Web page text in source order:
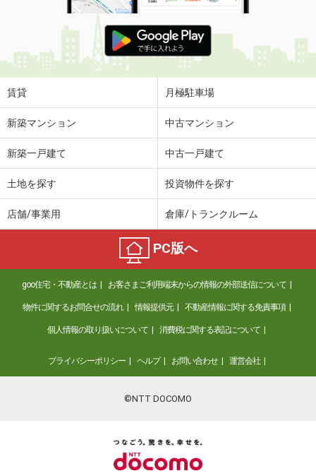
賃貸 月極駐車場
新築マンション 中古マンション
新築一戸建て 中古一戸建て
土地を探す 投資物件を探す
店舗/事業用 倉庫/トランクルーム
PC版へ
goo住宅・不動産とは お客さまご利用端末からの情報の外部送信について
物件に関するお問合せの流れ 情報提供元 不動産情報に関する免責事項
個人情報の取り扱いについて 消費税に関する表記について
プライバシーポリシー ヘルプ お問い合わせ 運営会社
©NTT DOCOMO